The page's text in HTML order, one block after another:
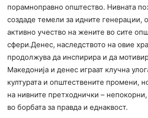
порамноправно општество. Нивната
создаде темели за идните генерации,
активно учество на жените во сите
сфери.Денес, наследството на овие
продолжува да инспирира и да
Македонија и денес играат клучна
културата и општествените промени,
на нивните претходнички –
во борбата за правда и еднаквост.